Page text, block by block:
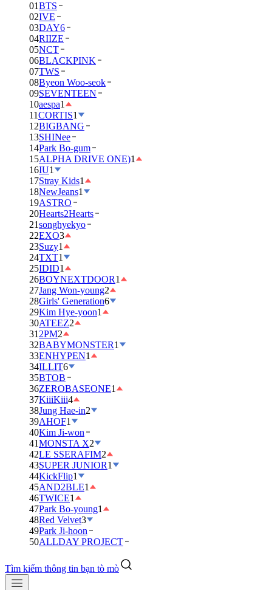
01BTS
02IVE
03DAY6
04RIIZE
05NCT
06BLACKPINK
07TWS
08Byeon Woo-seok
09SEVENTEEN
10aespa1
11CORTIS1
12BIGBANG
13SHINee
14Park Bo-gum
15ALPHA DRIVE ONE)1
16IU1
17Stray Kids1
18NewJeans1
19ASTRO
20Hearts2Hearts
21songhyekyo
22EXO3
23Suzy1
24TXT1
25IDID1
26BOYNEXTDOOR1
27Jang Won-young2
28Girls' Generation6
29Kim Hye-yoon1
30ATEEZ2
31 2PM2
32BABYMONSTER1
33ENHYPEN1
34ILLIT6
35BTOB
36ZEROBASEONE1
37KiiiKiii4
38Jung Hae-in2
39AHOF1
40Kim Ji-won
41MONSTA X2
42LE SSERAFIM2
43SUPER JUNIOR1
44KickFlip1
45AND2BLE1
46TWICE1
47Park Bo-young1
48Red Velvet3
49Park Ji-hoon
50ALLDAY PROJECT
Tìm kiếm thông tin bạn tò mò